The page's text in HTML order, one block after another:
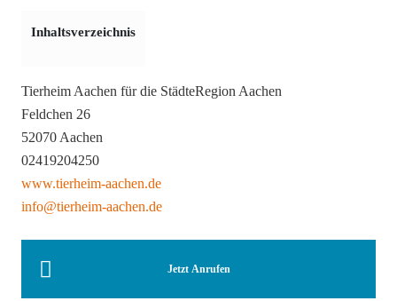
Inhaltsverzeichnis
Tierheim Aachen für die StädteRegion Aachen
Feldchen 26
52070 Aachen
02419204250
www.tierheim-aachen.de
info@tierheim-aachen.de
Jetzt Anrufen